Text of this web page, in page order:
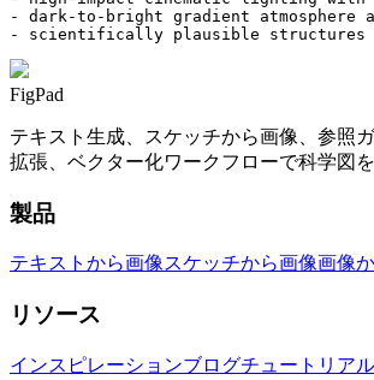
- dark-to-bright gradient atmosphere
- scientifically plausible structures
FigPad
テキスト生成、スケッチから画像、参照
拡張、ベクター化ワークフローで科学図を
製品
テキストから画像スケッチから画像画像
リソース
インスピレーションブログチュートリアル